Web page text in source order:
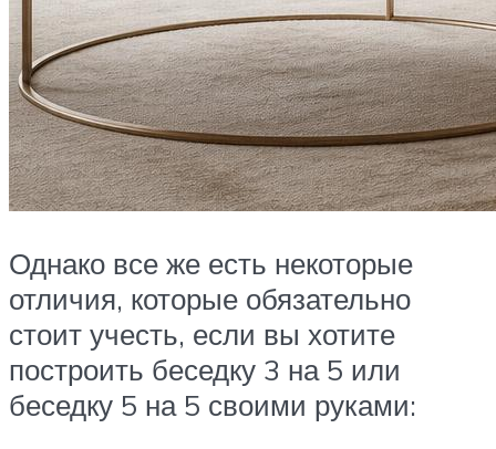
Однако все же есть некоторые
отличия, которые обязательно
стоит учесть, если вы хотите
построить беседку 3 на 5 или
беседку 5 на 5 своими руками: